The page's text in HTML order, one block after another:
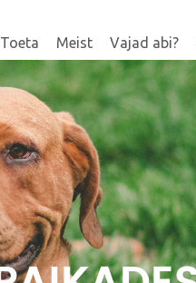
Toeta Meist Vajad abi?